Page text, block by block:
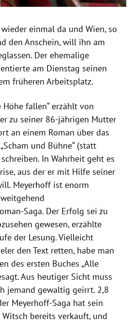
einmal da und Wien, so
den Anschein, will ihn am
Der ehemalige
am Dienstag seinen
früheren Arbeitsplatz.
fallen“ erzählt von
zu seiner 86-jährigen Mutter
an einem Roman über das
und Bühne“ (statt
In Wahrheit geht es
aus der er mit Hilfe seiner
Meyerhoff ist enorm
Saga. Der Erfolg sei zu
gewesen, erzählte
der Lesung. Vielleicht
den Text retten, habe man
des ersten Buches „Alle
Aus heutiger Sicht muss
jemand gewaltig geirrt. 2,8
Meyerhoff-Saga hat sein
bereits verkauft, und